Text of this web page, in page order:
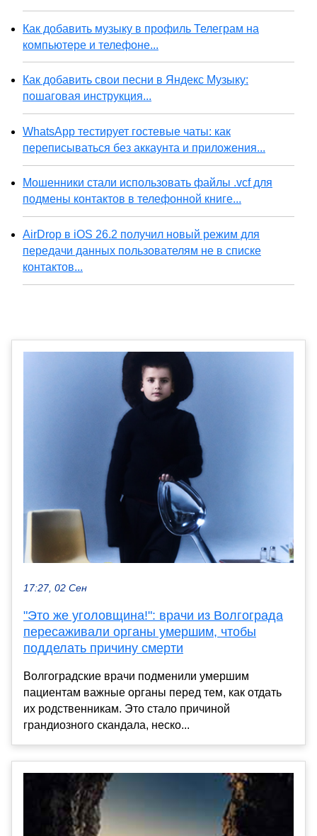
Как добавить музыку в профиль Телеграм на
компьютере и телефоне...
Как добавить свои песни в Яндекс Музыку:
пошаговая инструкция...
WhatsApp тестирует гостевые чаты: как
переписываться без аккаунта и приложения...
Мошенники стали использовать файлы .vcf для
подмены контактов в телефонной книге...
AirDrop в iOS 26.2 получил новый режим для
передачи данных пользователям не в списке
контактов...
17:27, 02 Сен
"Это же уголовщина!": врачи из Волгограда
пересаживали органы умершим, чтобы
подделать причину смерти
Волгоградские врачи подменили умершим
пациентам важные органы перед тем, как отдать
их родственникам. Это стало причиной
грандиозного скандала, неско...